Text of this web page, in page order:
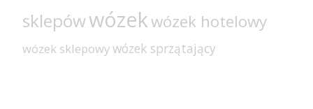
sklepówwózekwózek hotelowy
wózek sklepowywózek sprzątający